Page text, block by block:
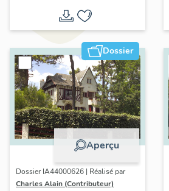
Dossier
Aperçu
Dossier IA44000626 | Réalisé par
Charles Alain (Contributeur)